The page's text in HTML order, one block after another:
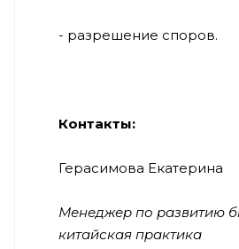
- разрешение споров.
Контакты:
Герасимова Екатерина
Менеджер по развитию
китайская практика